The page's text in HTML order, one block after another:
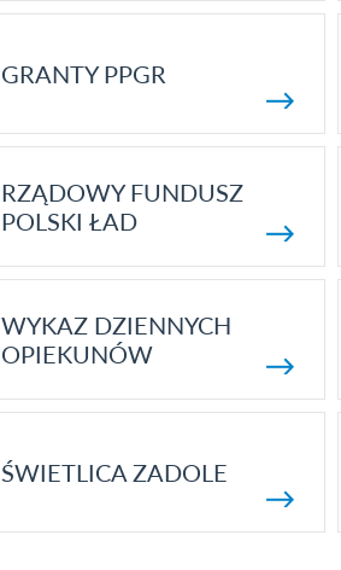
GRANTY PPGR
RZĄDOWY FUNDUSZ
POLSKI ŁAD
WYKAZ DZIENNYCH
OPIEKUNÓW
ŚWIETLICA ZADOLE